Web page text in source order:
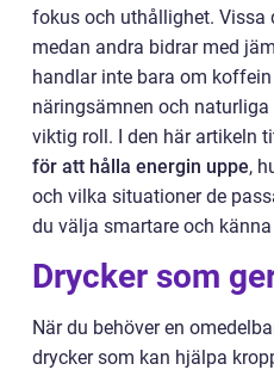
fokus och uthållighet. Vissa
medan andra bidrar med
handlar inte bara om
näringsämnen och naturliga
viktig roll. I den här artikeln
för att hålla energin uppe,
och vilka situationer de
du välja smartare och
Drycker som
När du behöver en
drycker som kan hjälpa